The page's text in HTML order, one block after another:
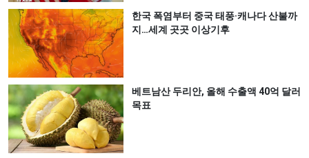
한국 폭염부터 중국 태풍·캐나다 산불까
지…세계 곳곳 이상기후
베트남산 두리안, 올해 수출액 40억 달러
목표